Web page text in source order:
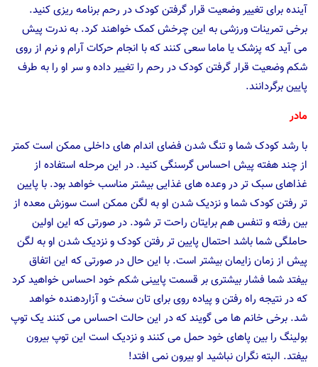
آینده برای تغییر وضعیت قرار گرفتن کودک در رحم برنامه ریزی کنید.
برخی تمرینات ورزشی به این چرخش کمک خواهند کرد. به ندرت پیش
می آید که پزشک یا ماما سعی کنند که با انجام حرکات آرام و نرم از روی
شکم وضعیت قرار گرفتن کودک در رحم را تغییر داده و سر او را به طرف
پایین برگردانند.
مادر
با رشد کودک شما و تنگ شدن فضای اندام های داخلی ممکن است کمتر
از چند هفته پیش احساس گرسنگی کنید. در این مرحله استفاده از
غذاهای سبک تر در وعده های غذایی بیشتر مناسب خواهد بود. با پایین
تر رفتن کودک شما و نزدیک شدن او به لگن ممکن است سوزش معده از
بین رفته و تنفس هم برایتان راحت تر شود. در صورتی که این اولین
حاملگی شما باشد احتمال پایین تر رفتن کودک و نزدیک شدن او به لگن
پیش از زمان زایمان بیشتر است. با این حال در صورتی که این اتفاق
بیفتد شما فشار بیشتری بر قسمت پایینی شکم خود احساس خواهید کرد
که در نتیجه راه رفتن و پیاده روی برای تان سخت و آزاردهنده خواهد
شد. برخی خانم ها می گویند که در این حالت احساس می کنند یک توپ
بولینگ را بین پاهای خود حمل می کنند و نزدیک است این توپ بیرون
بیفتد. البته نگران نباشید او بیرون نمی افتد!